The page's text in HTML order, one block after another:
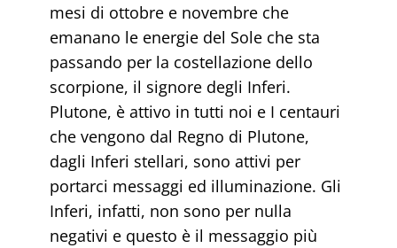
mesi di ottobre e novembre che
emanano le energie del Sole che sta
passando per la costellazione dello
scorpione, il signore degli Inferi.
Plutone, è attivo in tutti noi e I centauri
che vengono dal Regno di Plutone,
dagli Inferi stellari, sono attivi per
portarci messaggi ed illuminazione. Gli
Inferi, infatti, non sono per nulla
negativi e questo è il messaggio più